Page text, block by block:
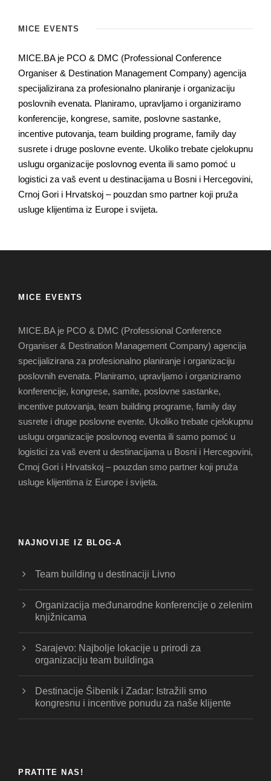
MICE EVENTS
MICE.BA je PCO & DMC (Professional Conference
Organiser & Destination Management Company) agencija
specijalizirana za profesionalno planiranje i organizaciju
poslovnih evenata. Planiramo, upravljamo i organiziramo
konferencije, kongrese, samite, poslovne sastanke,
incentive putovanja, team building programe, family day
susrete i druge poslovne evente. Ukoliko trebate cjelokupnu
uslugu organizacije poslovnog eventa ili samo pomoć u
logistici za vaš event u destinacijama u Bosni i Hercegovini,
Crnoj Gori i Hrvatskoj – pouzdan smo partner koji pruža
usluge klijentima iz Europe i svijeta.
MICE EVENTS
MICE.BA je PCO & DMC (Professional Conference
Organiser & Destination Management Company) agencija
specijalizirana za profesionalno planiranje i organizaciju
poslovnih evenata. Planiramo, upravljamo i organiziramo
konferencije, kongrese, samite, poslovne sastanke,
incentive putovanja, team building programe, family day
susrete i druge poslovne evente. Ukoliko trebate cjelokupnu
uslugu organizacije poslovnog eventa ili samo pomoć u
logistici za vaš event u destinacijama u Bosni i Hercegovini,
Crnoj Gori i Hrvatskoj – pouzdan smo partner koji pruža
usluge klijentima iz Europe i svijeta.
NAJNOVIJE IZ BLOG-A
Team building u destinaciji Livno
Organizacija međunarodne konferencije o zelenim
knjižnicama
Sarajevo: Najbolje lokacije u prirodi za
organizaciju team buildinga
Destinacije Šibenik i Zadar: Istražili smo
kongresnu i incentive ponudu za naše klijente
PRATITE NAS!